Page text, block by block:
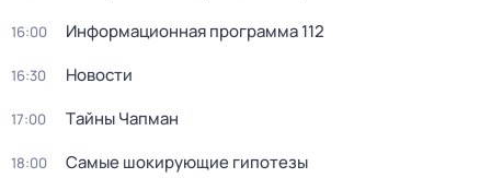
16:00 Информационная программа 112
16:30 Новости
17:00 Тaйны Чапман
18:00 Самые шoкиpующие гипотезы